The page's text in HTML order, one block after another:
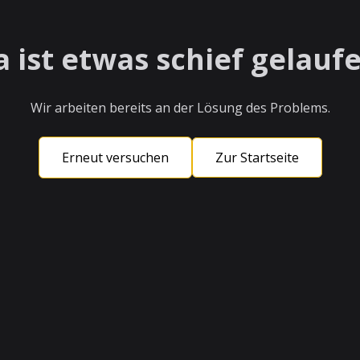
ist etwas schief
Wir arbeiten bereits an der Lösung des Problems.
Erneut versuchen Zur Startseite